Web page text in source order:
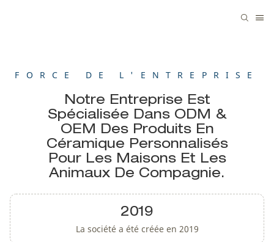
FORCE DE L'ENTREPRISE
Notre Entreprise Est
Spécialisée Dans ODM &
OEM Des Produits En
Céramique Personnalisés
Pour Les Maisons Et Les
Animaux De Compagnie.
2019
La société a été créée en 2019